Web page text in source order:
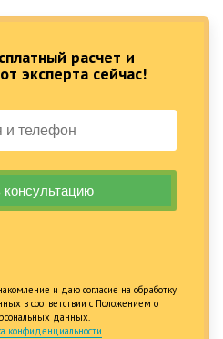
расчет и
эксперта сейчас!
и даю согласие на обработку
в соответствии с Положением о
данных.
конфиденциальности